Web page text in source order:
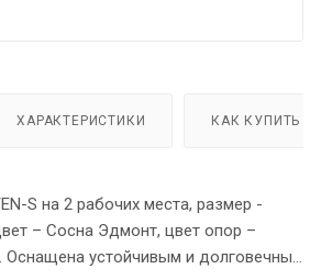
ХАРАКТЕРИСТИКИ КАК КУПИТЬ
S на 2 рабочих места, размер -
– Сосна Эдмонт, цвет опор –
устойчивым и долговечным